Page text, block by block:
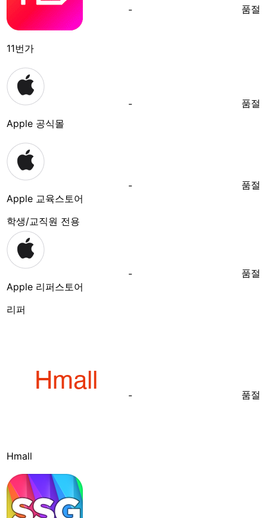
11번가
- 품절
Apple 공식몰
- 품절
Apple 교육스토어
학생/교직원 전용
- 품절
Apple 리퍼스토어
리퍼
- 품절
Hmall
- 품절